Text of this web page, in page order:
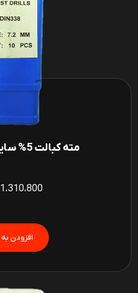
مته کبالت 5% سایز LX 10.5mm
1،310،800